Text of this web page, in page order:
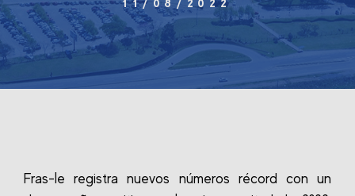
11/08/2022
Fras-le registra nuevos números récord con un